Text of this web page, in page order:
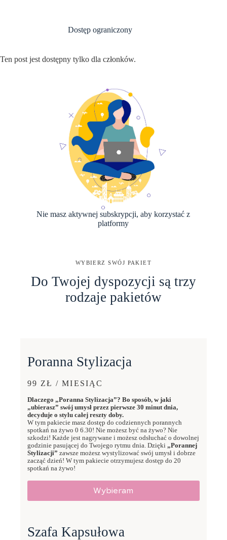
Dostęp ograniczony
Ten post jest dostępny tylko dla członków.
Nie masz aktywnej subskrypcji, aby korzystać z
platformy
WYBIERZ SWÓJ PAKIET
Do Twojej dyspozycji są trzy
rodzaje pakietów
Poranna Stylizacja
99 ZŁ / MIESIĄC
Dlaczego „Poranna Stylizacja”? Bo sposób, w jaki
„ubierasz” swój umysł przez pierwsze 30 minut dnia,
decyduje o stylu całej reszty doby.
W tym pakiecie masz dostęp do codziennych porannych
spotkań na żywo 0 6.30! Nie możesz być na żywo? Nie
szkodzi! Każde jest nagrywane i możesz odsłuchać o dowolnej
godzinie pasującej do Twojego rytmu dnia. Dzięki „Porannej
Stylizacji” zawsze możesz wystylizować swój umysł i dobrze
zacząć dzień! W tym pakiecie otrzymujesz dostęp do 20
spotkań na żywo!
Wybieram
Szafa Kapsułowa